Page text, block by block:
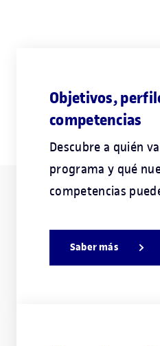
Objetivos,
competencias
Descubre a quién
programa y qué
competencias
Saber más